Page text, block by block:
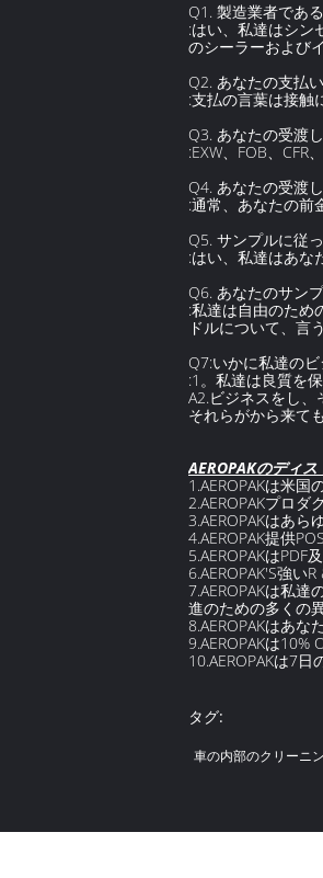
Q1. 製造業者である
:はい、私達はシン
のシーラーおよび
Q2. あなたの支払
:支払の言葉は接触
Q3. あなたの受渡
:EXW、FOB、CFR
Q4. あなたの受渡
:通常、あなたの前
Q5. サンプルに従
:はい、私達はあな
Q6. あなたのサン
:私達は自由のため
ドルについて、言
Q7:いかに私達の
:1。私達は良質を
A2.ビジネスをし
それらがから来て
AEROPAKのディ
1.AEROPAKは米国
2.AEROPAKプロ
3.AEROPAKはあ
4.AEROPAK提供
5.AEROPAKはPDF
6.AEROPAK'S強い
7.AEROPAKは私
進のための多くの
8.AEROPAKはあ
9.AEROPAKは10%
10.AEROPAKは7
タグ:
車の内部のクリーニ